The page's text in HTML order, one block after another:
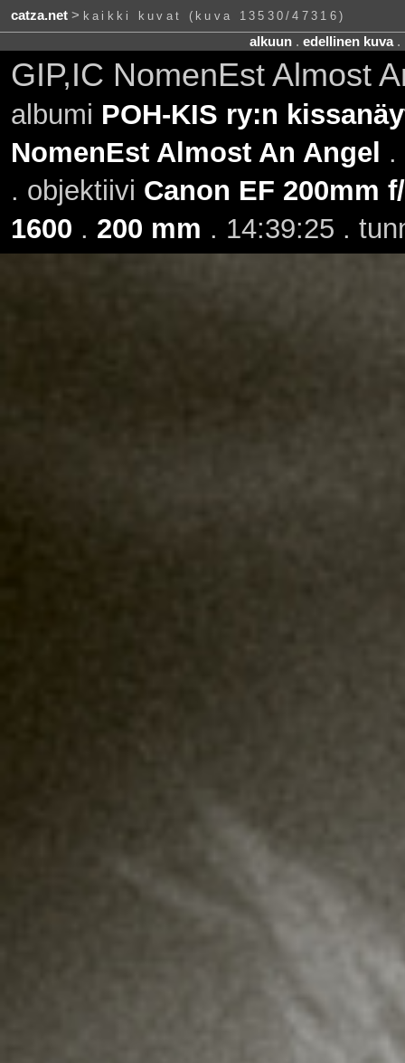
catza.net> kaikki kuvat (kuva 13530/47316)
alkuun. edellinen kuva.
GIP,IC NomenEst Almost
albumi POH-KIS ry:n
NomenEst Almost An Angel .
. objektiivi Canon EF 200mm
1600 . 200 mm . 14:39:25 .